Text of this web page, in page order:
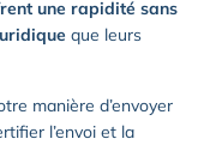
une rapidité sans
que leurs
manière d’envoyer
l’envoi et la